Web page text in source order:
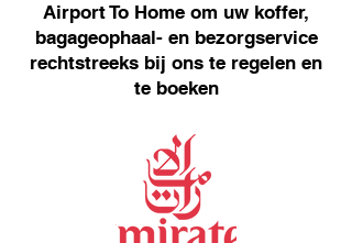
Airport To Home om uw koffer,
bagageophaal- en bezorgservice
rechtstreeks bij ons te regelen en
te boeken